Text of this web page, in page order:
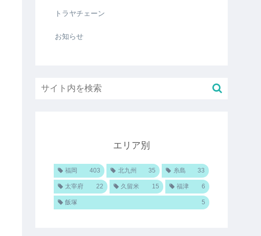
トラヤチェーン
お知らせ
エリア別
福岡 403 北九州 35 糸島 33
太宰府 22 久留米 15 福津 6
飯塚 5